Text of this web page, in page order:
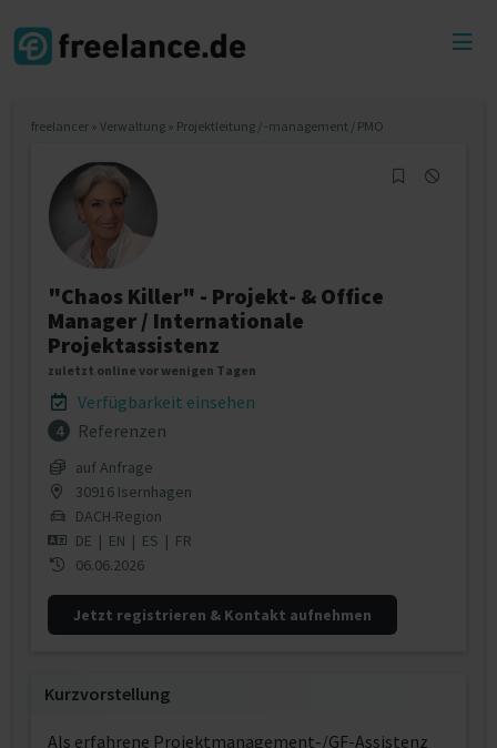
freelancer » Verwaltung » Projektleitung / -management / PMO
"Chaos Killer" - Projekt- & Office
Manager / Internationale
Projektassistenz
zuletzt online vor wenigen Tagen
Verfügbarkeit einsehen
4 Referenzen
auf Anfrage
30916 Isernhagen
DACH-Region
DE | EN | ES | FR
06.06.2026
Jetzt registrieren & Kontakt aufnehmen
Kurzvorstellung
Als erfahrene Projektmanagement-/GF-Assistenz